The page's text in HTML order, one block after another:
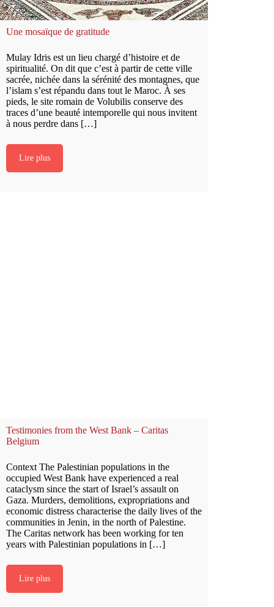
Une mosaïque de gratitude
Mulay Idris est un lieu chargé d’histoire et de
spiritualité. On dit que c’est à partir de cette ville
sacrée, nichée dans la sérénité des montagnes, que
l’islam s’est répandu dans tout le Maroc. À ses
pieds, le site romain de Volubilis conserve des
traces d’une beauté intemporelle qui nous invitent
à nous perdre dans […]
Lire plus
Testimonies from the West Bank – Caritas
Belgium
Context The Palestinian populations in the
occupied West Bank have experienced a real
cataclysm since the start of Israel’s assault on
Gaza. Murders, demolitions, expropriations and
economic distress characterise the daily lives of the
communities in Jenin, in the north of Palestine.
The Caritas network has been working for ten
years with Palestinian populations in […]
Lire plus